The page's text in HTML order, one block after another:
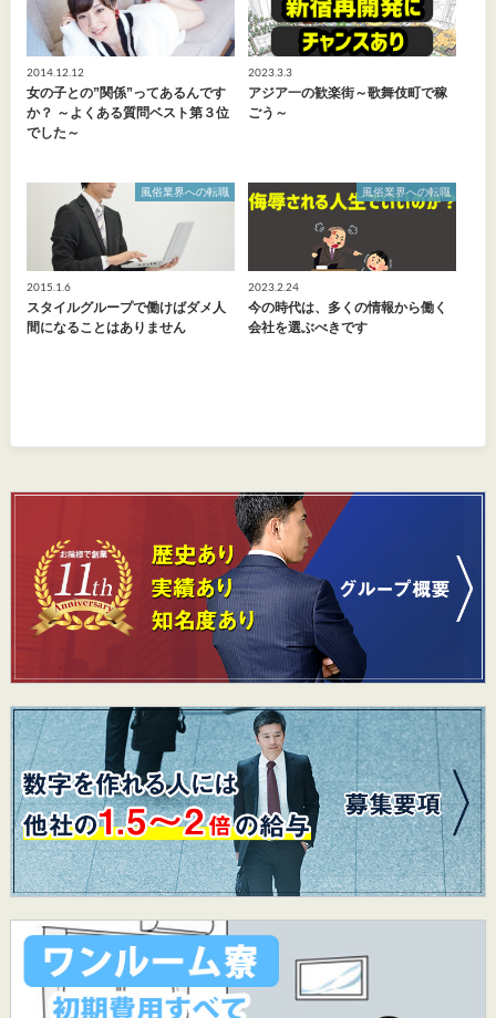
2014.12.12
女の子との”関係”ってあるんです
か？ ～よくある質問ベスト第３位
でした～
2023.3.3
アジア一の歓楽街～歌舞伎町で稼
ごう～
風俗業界への転職
2015.1.6
スタイルグループで働けばダメ人
間になることはありません
風俗業界への転職
2023.2.24
今の時代は、多くの情報から働く
会社を選ぶべきです